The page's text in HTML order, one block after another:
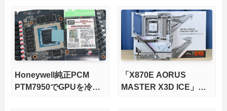
版X870Eマザーボードを
徹底検証
Honeywell純正PCM
PTM7950でGPUを冷や
「X870E AORUS
MASTER X3D ICE」を